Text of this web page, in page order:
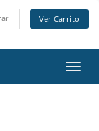
Ver Carrito